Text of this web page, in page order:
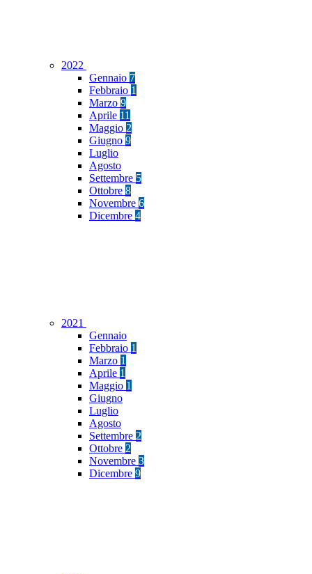
2022
Gennaio 7
Febbraio 1
Marzo 9
Aprile 11
Maggio 2
Giugno 9
Luglio
Agosto
Settembre 5
Ottobre 8
Novembre 6
Dicembre 4
2021
Gennaio
Febbraio 1
Marzo 1
Aprile 1
Maggio 1
Giugno
Luglio
Agosto
Settembre 2
Ottobre 2
Novembre 3
Dicembre 9